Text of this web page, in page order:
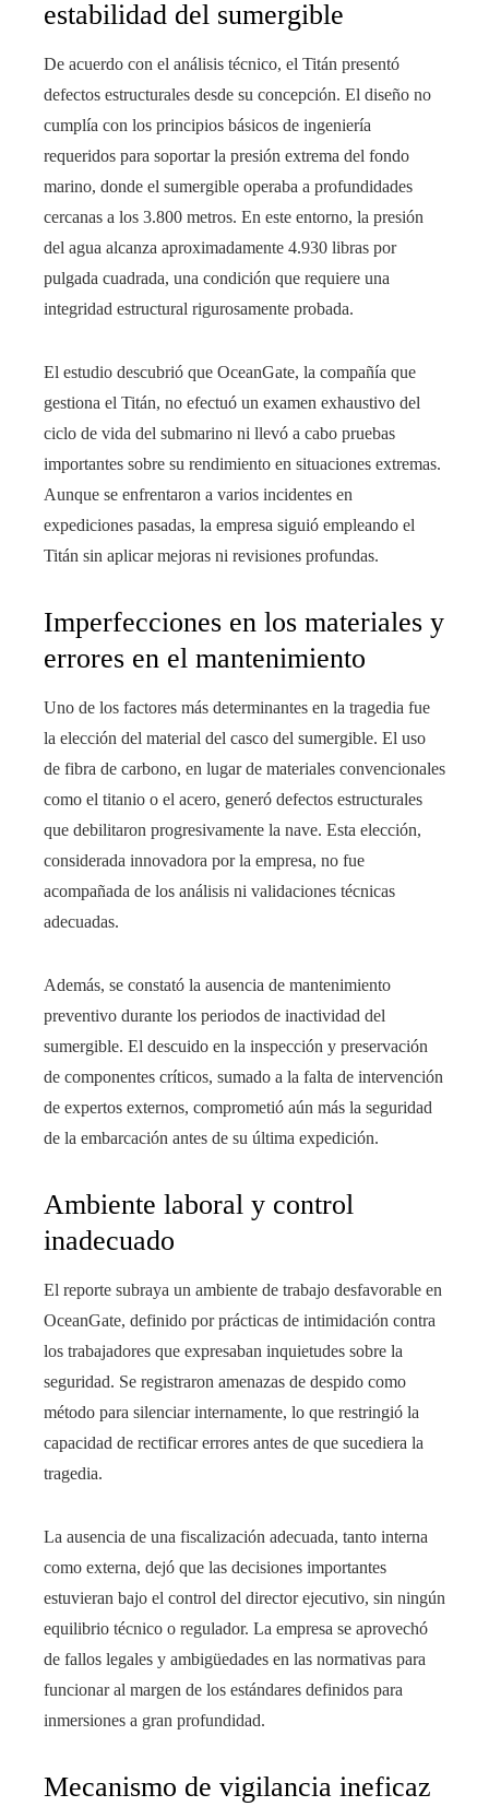
estabilidad del sumergible
De acuerdo con el análisis técnico, el Titán presentó
defectos estructurales desde su concepción. El diseño no
cumplía con los principios básicos de ingeniería
requeridos para soportar la presión extrema del fondo
marino, donde el sumergible operaba a profundidades
cercanas a los 3.800 metros. En este entorno, la presión
del agua alcanza aproximadamente 4.930 libras por
pulgada cuadrada, una condición que requiere una
integridad estructural rigurosamente probada.
El estudio descubrió que OceanGate, la compañía que
gestiona el Titán, no efectuó un examen exhaustivo del
ciclo de vida del submarino ni llevó a cabo pruebas
importantes sobre su rendimiento en situaciones extremas.
Aunque se enfrentaron a varios incidentes en
expediciones pasadas, la empresa siguió empleando el
Titán sin aplicar mejoras ni revisiones profundas.
Imperfecciones en los materiales y
errores en el mantenimiento
Uno de los factores más determinantes en la tragedia fue
la elección del material del casco del sumergible. El uso
de fibra de carbono, en lugar de materiales convencionales
como el titanio o el acero, generó defectos estructurales
que debilitaron progresivamente la nave. Esta elección,
considerada innovadora por la empresa, no fue
acompañada de los análisis ni validaciones técnicas
adecuadas.
Además, se constató la ausencia de mantenimiento
preventivo durante los periodos de inactividad del
sumergible. El descuido en la inspección y preservación
de componentes críticos, sumado a la falta de intervención
de expertos externos, comprometió aún más la seguridad
de la embarcación antes de su última expedición.
Ambiente laboral y control
inadecuado
El reporte subraya un ambiente de trabajo desfavorable en
OceanGate, definido por prácticas de intimidación contra
los trabajadores que expresaban inquietudes sobre la
seguridad. Se registraron amenazas de despido como
método para silenciar internamente, lo que restringió la
capacidad de rectificar errores antes de que sucediera la
tragedia.
La ausencia de una fiscalización adecuada, tanto interna
como externa, dejó que las decisiones importantes
estuvieran bajo el control del director ejecutivo, sin ningún
equilibrio técnico o regulador. La empresa se aprovechó
de fallos legales y ambigüedades en las normativas para
funcionar al margen de los estándares definidos para
inmersiones a gran profundidad.
Mecanismo de vigilancia ineficaz